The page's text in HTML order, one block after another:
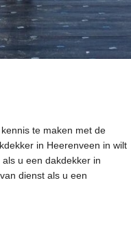
te maken met de
in Heerenveen in wilt
u een dakdekker in
dienst als u een